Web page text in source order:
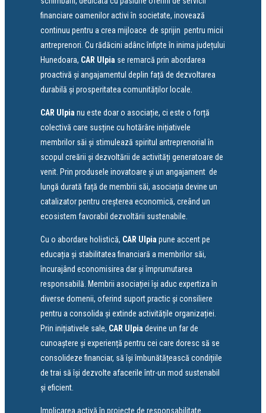
financiare oamenilor activi în societate, inovează
continuu pentru a crea mijloace de sprijin pentru micii
antreprenori. Cu rădăcini adânc înfipte în inima județului
Hunedoara, CAR Ulpia se remarcă prin abordarea
proactivă și angajamentul deplin față de dezvoltarea
durabilă și prosperitatea comunităților locale.
CAR Ulpia nu este doar o asociație, ci este o forță
colectivă care susține cu hotărâre inițiativele
membrilor săi și stimulează spiritul antreprenorial în
scopul creării și dezvoltării de activități generatoare de
venit. Prin produsele inovatoare și un angajament de
lungă durată față de membrii săi, asociația devine un
catalizator pentru creșterea economică, creând un
ecosistem favorabil dezvoltării sustenabile.
Cu o abordare holistică, CAR Ulpia pune accent pe
educația și stabilitatea financiară a membrilor săi,
încurajând economisirea dar și împrumutarea
responsabilă. Membrii asociației își aduc expertiza în
diverse domenii, oferind suport practic și consiliere
pentru a consolida și extinde activitățile organizației.
Prin inițiativele sale, CAR Ulpia devine un far de
cunoaștere și experiență pentru cei care doresc să se
consolideze financiar, să își îmbunătățească condițiile
de trai să își dezvolte afacerile într-un mod sustenabil
și eficient.
Implicarea activă în proiecte de responsabilitate